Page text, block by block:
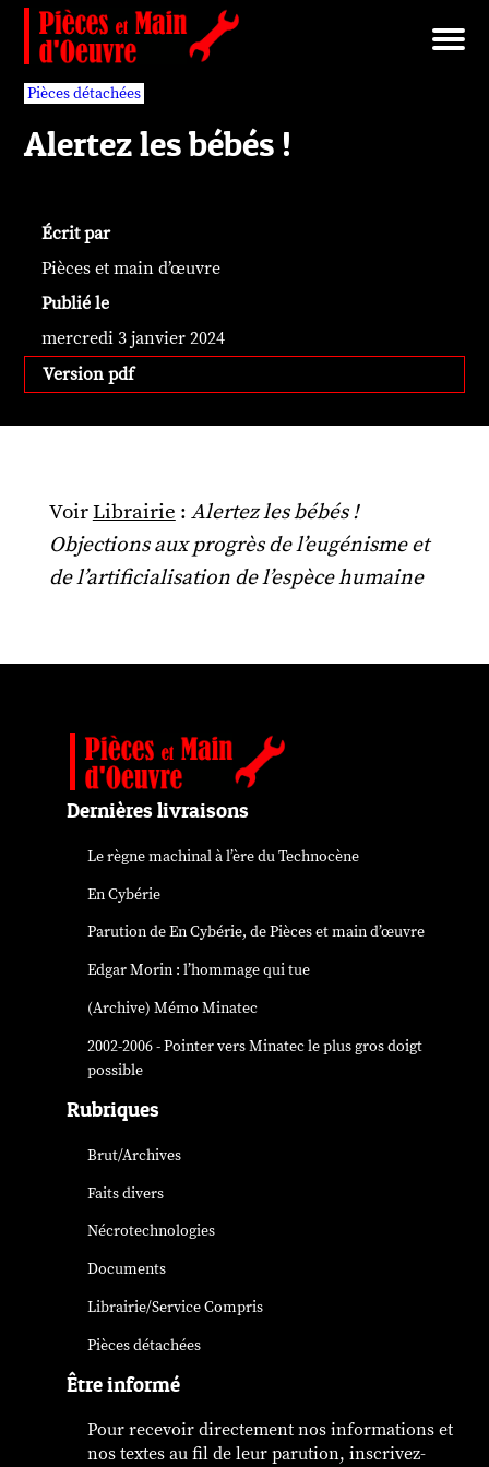
Brut/Archives
Faits divers
Nécrotechnologies
Documents
Librairie/Service Compris
Pièces détachées
Pièces détachées
Alertez les bébés !
Écrit par
Pièces et main d’œuvre
Publié le
mercredi 3 janvier 2024
Version pdf
VoirLibrairie :Alertez les bébés !
Objections aux progrès de l’eugénisme et
de l’artificialisation de l’espèce humaine
Dernières livraisons
Le règne machinal à l’ère du Technocène
En Cybérie
Parution deEn Cybérie, de Pièces et main d’œuvre
Edgar Morin : l’hommage qui tue
(Archive) Mémo Minatec
2002-2006 - Pointer vers Minatec le plus gros doigt
possible
Rubriques
Brut/Archives
Faits divers
Nécrotechnologies
Documents
Librairie/Service Compris
Pièces détachées
Être informé
Pour recevoir directement nos informations et
nos textes au fil de leur parution, inscrivez-